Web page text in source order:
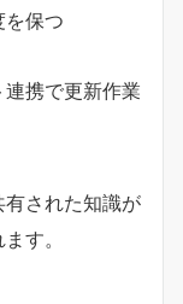
保つ
携で更新作業
された知識が
す。